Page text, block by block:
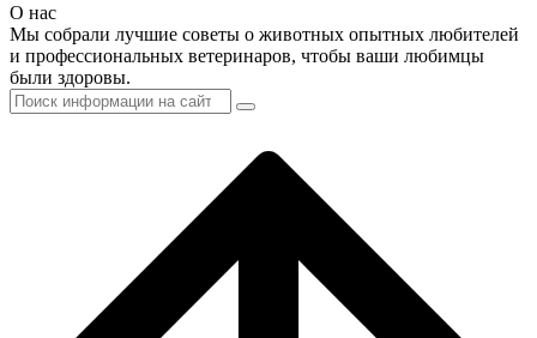
О нас
Мы собрали лучшие советы о животных опытных любителей
и профессиональных ветеринаров, чтобы ваши любимцы
были здоровы.